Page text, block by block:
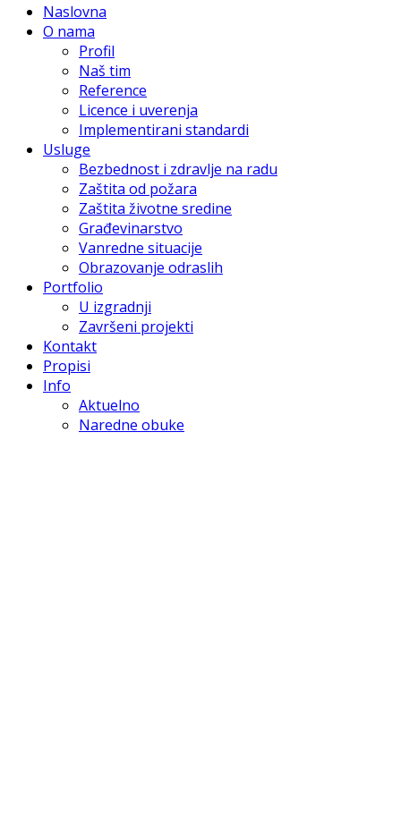
Naslovna
O nama
Profil
Naš tim
Reference
Licence i uverenja
Implementirani standardi
Usluge
Bezbednost i zdravlje na radu
Zaštita od požara
Zaštita životne sredine
Građevinarstvo
Vanredne situacije
Obrazovanje odraslih
Portfolio
U izgradnji
Završeni projekti
Kontakt
Propisi
Info
Aktuelno
Naredne obuke